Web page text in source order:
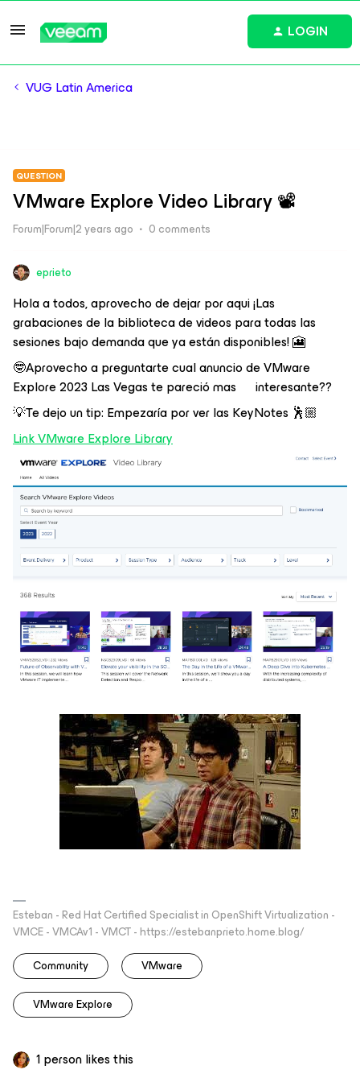
LOGIN
VUG Latin America
QUESTION
VMware Explore Video Library 📽️
Forum|Forum|2 years ago 0 comments
eprieto
Hola a todos, aprovecho de dejar por aqui ¡Las
grabaciones de la biblioteca de videos para todas las
sesiones bajo demanda que ya están disponibles! 🎦
🤓Aprovecho a preguntarte cual anuncio de VMware
Explore 2023 Las Vegas te pareció mas interesante??
💡Te dejo un tip: Empezaría por ver las KeyNotes 🕺🏼
Link VMware Explore Library
Esteban - Red Hat Certified Specialist in OpenShift Virtualization -
VMCE - VMCAv1 - VMCT - https://estebanprieto.home.blog/
Community
VMware
VMware Explore
1 person likes this